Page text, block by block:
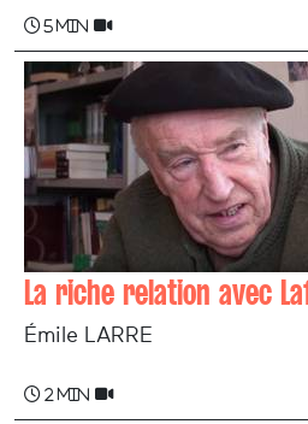
5 min
La riche relation avec
Émile LARRE
2 min